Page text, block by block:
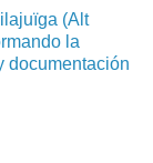
(Alt
la
documentación